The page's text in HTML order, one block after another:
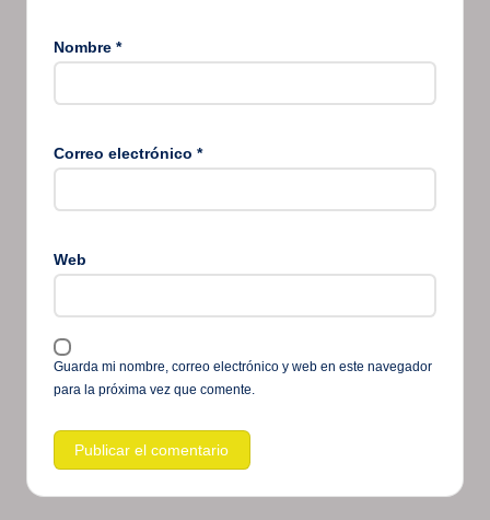
Nombre *
Correo electrónico *
Web
Guarda mi nombre, correo electrónico y web en este navegador
para la próxima vez que comente.